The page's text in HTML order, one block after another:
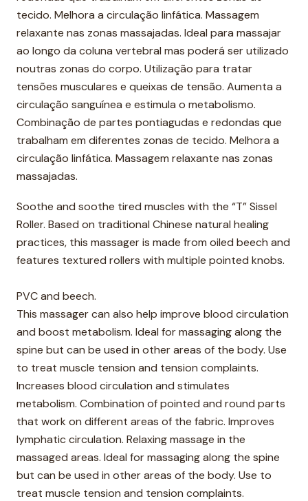
tecido. Melhora a circulação linfática. Massagem
relaxante nas zonas massajadas. Ideal para massajar
ao longo da coluna vertebral mas poderá ser utilizado
noutras zonas do corpo. Utilização para tratar
tensões musculares e queixas de tensão. Aumenta a
circulação sanguínea e estimula o metabolismo.
Combinação de partes pontiagudas e redondas que
trabalham em diferentes zonas de tecido. Melhora a
circulação linfática. Massagem relaxante nas zonas
massajadas.
Soothe and soothe tired muscles with the “T” Sissel
Roller. Based on traditional Chinese natural healing
practices, this massager is made from oiled beech and
features textured rollers with multiple pointed knobs.
PVC and beech.
This massager can also help improve blood circulation
and boost metabolism. Ideal for massaging along the
spine but can be used in other areas of the body. Use
to treat muscle tension and tension complaints.
Increases blood circulation and stimulates
metabolism. Combination of pointed and round parts
that work on different areas of the fabric. Improves
lymphatic circulation. Relaxing massage in the
massaged areas. Ideal for massaging along the spine
but can be used in other areas of the body. Use to
treat muscle tension and tension complaints.